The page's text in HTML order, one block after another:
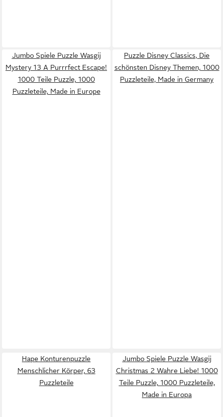
Jumbo Spiele Puzzle Wasgij
Mystery 13 A Purrrfect Escape!
1000 Teile Puzzle, 1000
Puzzleteile, Made in Europe
Puzzle Disney Classics, Die
schönsten Disney Themen, 1000
Puzzleteile, Made in Germany
Hape Konturenpuzzle
Menschlicher Körper, 63
Puzzleteile
Jumbo Spiele Puzzle Wasgij
Christmas 2 Wahre Liebe! 1000
Teile Puzzle, 1000 Puzzleteile,
Made in Europa